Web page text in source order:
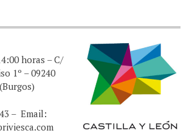
horas – C/
1º – 09240
– Email: